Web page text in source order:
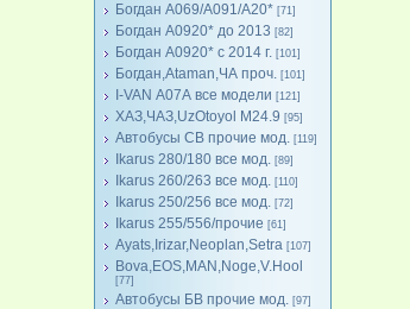
Богдан А069/А091/А20* [71]
Богдан А0920* до 2013 [82]
Богдан А0920* с 2014 г. [101]
Богдан,Ataman,ЧА проч. [101]
I-VAN А07А все модели [121]
ХАЗ,ЧАЗ,UzOtoyol M24.9 [95]
Автобусы СВ прочие мод. [119]
Ikarus 280/180 все мод. [89]
Ikarus 260/263 все мод. [110]
Ikarus 250/256 все мод. [72]
Ikarus 255/556/прочие [61]
Ayats,Irizar,Neoplan,Setra [107]
Bova,EOS,MAN,Noge,V.Hool
[77]
Автобусы БВ прочие мод. [97]